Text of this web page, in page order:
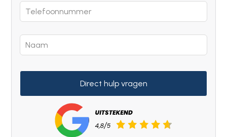
Direct hulp vragen